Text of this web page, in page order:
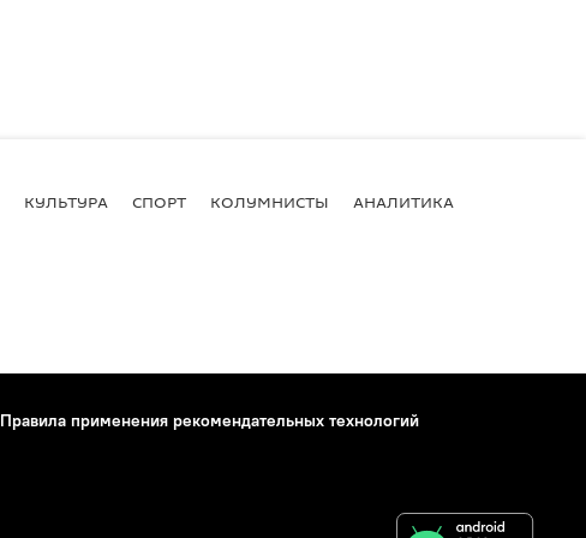
КУЛЬТУРА СПОРТ КОЛУМНИСТЫ АНАЛИТИКА
Правила применения рекомендательных технологий